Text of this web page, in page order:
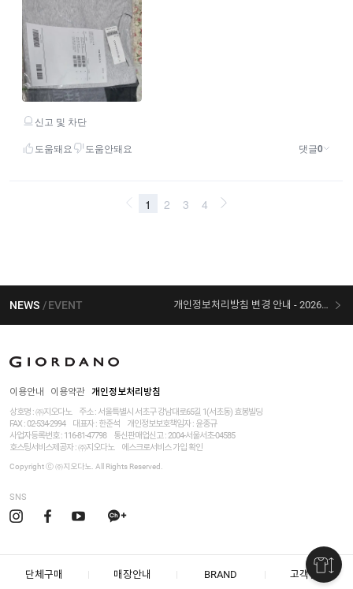
NEWS EVENT 개인정보처리방침 변경 안내 - 2026/07/30 시행
이용안내 이용약관 개인정보처리방침
상호명 : ㈜지오다노
주소 : 서울특별시 서초구 강남대로65길 1(서초동) 효봉빌딩
FAX : 02-534-2994
대표자 : 한준석 개인정보보호책임자 : 윤종규
사업자등록번호 : 116-81-47798
통신판매업신고 : 2004-서울서초-04585
호스팅서비스제공자 : ㈜지오다노
에스크로서비스 가입 확인
Copyright ⓒ ㈜지오다노. All Rights Reserved.
SNS
단체구매 매장안내 BRAND 고객센터